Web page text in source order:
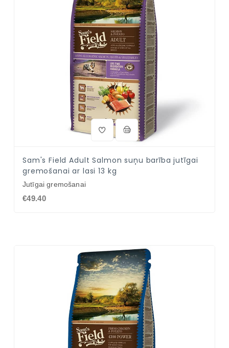
Sam's Field Adult Salmon suņu barība jutīgai
gremošanai ar lasi 13 kg
Jutīgai gremošanai
€49.40